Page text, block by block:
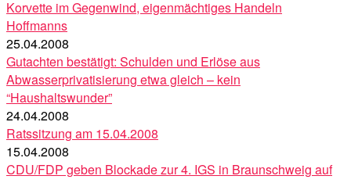
Korvette im Gegenwind, eigenmächtiges Handeln
Hoffmanns
25.04.2008
Gutachten bestätigt: Schulden und Erlöse aus
Abwasserprivatisierung etwa gleich – kein
“Haushaltswunder”
24.04.2008
Ratssitzung am 15.04.2008
15.04.2008
CDU/FDP geben Blockade zur 4. IGS in Braunschweig auf